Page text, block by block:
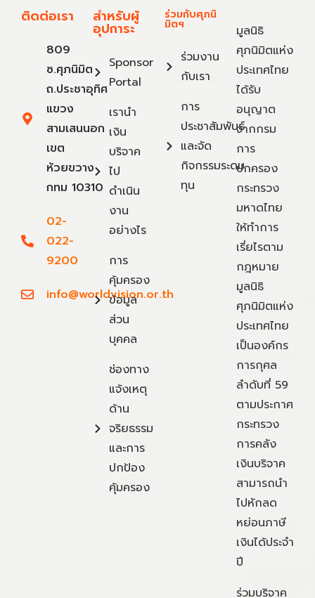
ติดต่อเรา
809
ซ.ศุภนิมิต
ถ.ประชาอุทิศ
แขวง
สามเสนนอก
เขต
ห้วยขวาง
กทม 10310
02-
022-
9200
info@worldvision.or.th
สำหรับผู้
อุปการะ
Sponsor
Portal
เรานำ
เงิน
บริจาค
ไป
ดำเนิน
งาน
อย่างไร
การ
คุ้มครอง
ข้อมูล
ส่วน
บุคคล
ช่องทาง
แจ้งเหตุ
ด้าน
จริยธรรม
และการ
ปกป้อง
คุ้มครอง
ร่วมกับศุภนิ
มิตฯ
ร่วมงาน
กับเรา
การ
ประชาสัมพันธ์
และจัด
กิจกรรมระดม
ทุน
มูลนิธิ
ศุภนิมิตแห่ง
ประเทศไทย
ได้รับ
อนุญาต
จากกรม
การ
ปกครอง
กระทรวง
มหาดไทย
ให้ทำการ
เรี่ยไรตาม
กฎหมาย
มูลนิธิ
ศุภนิมิตแห่ง
ประเทศไทย
เป็นองค์กร
การกุศล
ลำดับที่ 59
ตามประกาศ
กระทรวง
การคลัง
เงินบริจาค
สามารถนำ
ไปหักลด
หย่อนภาษี
เงินได้ประจำ
ปี
ร่วมบริจาค